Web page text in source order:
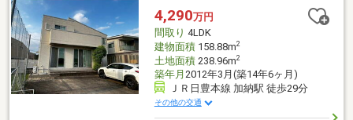
の段取り
4,290万円
間取り 4LDK
建物面積158.88m2
土地面積238.96m2
築年月 2012年3月(築14年6ヶ月)
ＪＲ日豊本線 加納駅 徒歩29分
その他の交通